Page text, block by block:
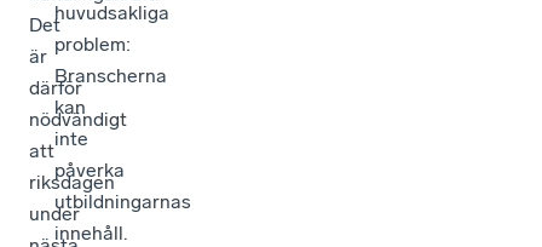
Det
är
därför
nödvändigt
att
riksdagen
under
huvudsakliga
problem:
Branscherna
kan
inte
påverka
utbildningarnas
innehåll.